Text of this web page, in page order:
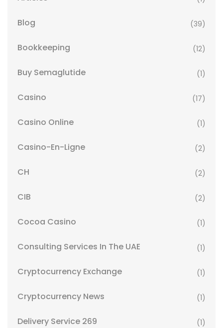
Blog (39)
Bookkeeping (12)
Buy Semaglutide (1)
Casino (17)
Casino Online (1)
Casino-En-Ligne (2)
CH (2)
CIB (2)
Cocoa Casino (1)
Consulting Services In The UAE (1)
Cryptocurrency Exchange (1)
Cryptocurrency News (1)
Delivery Service 269 (1)